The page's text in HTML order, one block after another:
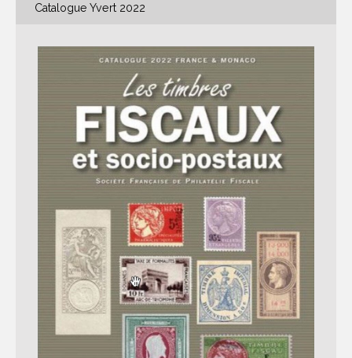
Catalogue Yvert 2022